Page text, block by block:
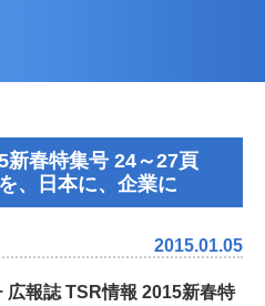
新春特集号 24～27頁
、日本に、企業に
2015.01.05
広報誌 TSR情報 2015新春特